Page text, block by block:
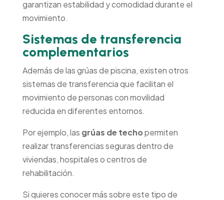
garantizan estabilidad y comodidad durante el
movimiento.
Sistemas de transferencia
complementarios
Además de las grúas de piscina, existen otros
sistemas de transferencia que facilitan el
movimiento de personas con movilidad
reducida en diferentes entornos.
Por ejemplo, las grúas de techopermiten
realizar transferencias seguras dentro de
viviendas, hospitales o centros de
rehabilitación.
Si quieres conocer más sobre este tipo de